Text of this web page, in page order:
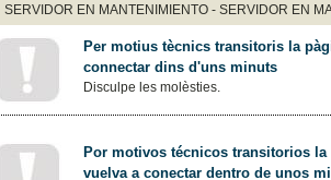
SERVIDOR EN MANTENIMIENTO - SERVIDOR EN
Per motius tècnics transitoris la
connectar dins d'uns minuts
Disculpe les molèsties.
Por motivos técnicos transitorios
vuelva a conectar dentro de unos